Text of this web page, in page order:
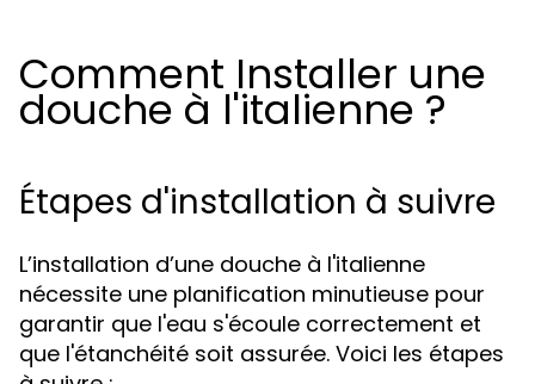
Comment Installer une
douche à l'italienne ?
Étapes d'installation à suivre
L’installation d’une douche à l'italienne
nécessite une planification minutieuse pour
garantir que l'eau s'écoule correctement et
que l'étanchéité soit assurée. Voici les étapes